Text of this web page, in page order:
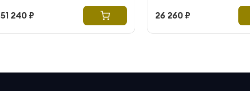
51 240 ₽ 26 260 ₽